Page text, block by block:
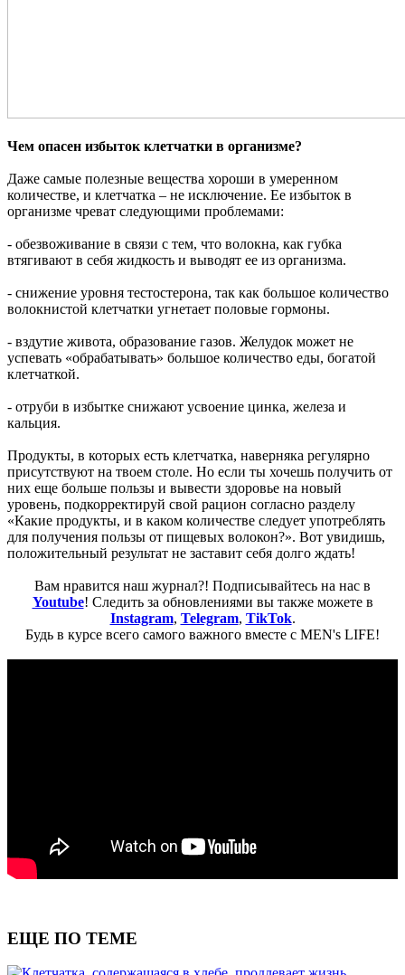
Чем опасен избыток клетчатки в организме?
Даже самые полезные вещества хороши в умеренном
количестве, и клетчатка – не исключение. Ее избыток в
организме чреват следующими проблемами:
- обезвоживание в связи с тем, что волокна, как губка
втягивают в себя жидкость и выводят ее из организма.
- снижение уровня тестостерона, так как большое количество
волокнистой клетчатки угнетает половые гормоны.
- вздутие живота, образование газов. Желудок может не
успевать «обрабатывать» большое количество еды, богатой
клетчаткой.
- отруби в избытке снижают усвоение цинка, железа и
кальция.
Продукты, в которых есть клетчатка, наверняка регулярно
присутствуют на твоем столе. Но если ты хочешь получить от
них еще больше пользы и вывести здоровье на новый
уровень, подкорректируй свой рацион согласно разделу
«Какие продукты, и в каком количестве следует употреблять
для получения пользы от пищевых волокон?». Вот увидишь,
положительный результат не заставит себя долго ждать!
Вам нравится наш журнал?! Подписывайтесь на нас в
Youtube! Следить за обновлениями вы также можете в
Instagram, Telegram, TikTok.
Будь в курсе всего самого важного вместе с MEN's LIFE!
ЕЩЕ ПО ТЕМЕ